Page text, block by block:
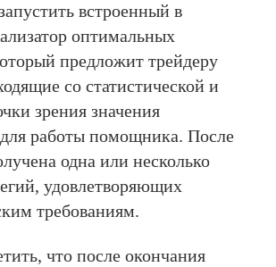
встроенный в
оптимальных
предложит трейдеру
со статистической и
зрения значения
работы помощника. После
одна или несколько
удовлетворяющих
требованиям.
что после окончания